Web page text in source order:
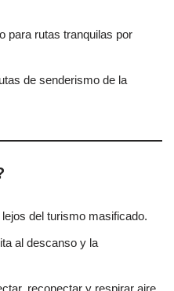
para rutas tranquilas por
de senderismo de la
del turismo masificado.
al descanso y la